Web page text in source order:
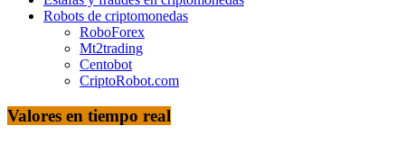
Robots de criptomonedas
RoboForex
Mt2trading
Centobot
CriptoRobot.com
Valores en tiempo real